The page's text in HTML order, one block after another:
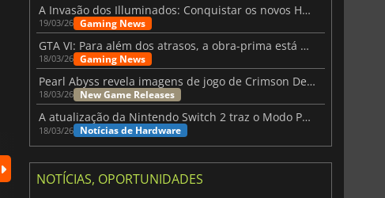
A Invasão dos Illuminados: Conquistar os novos Helldivers 2 Atualização!
19/03/26 Gaming News
GTA VI: Para além dos atrasos, a obra-prima está quase a chegar
18/03/26 Gaming News
Pearl Abyss revela imagens de jogo de Crimson Desert para a PS5
18/03/26 New Game Releases
A atualização da Nintendo Switch 2 traz o Modo Portátil aos jogos mais antigos da Switch
18/03/26 Notícias de Hardware
NOTÍCIAS, OPORTUNIDADES